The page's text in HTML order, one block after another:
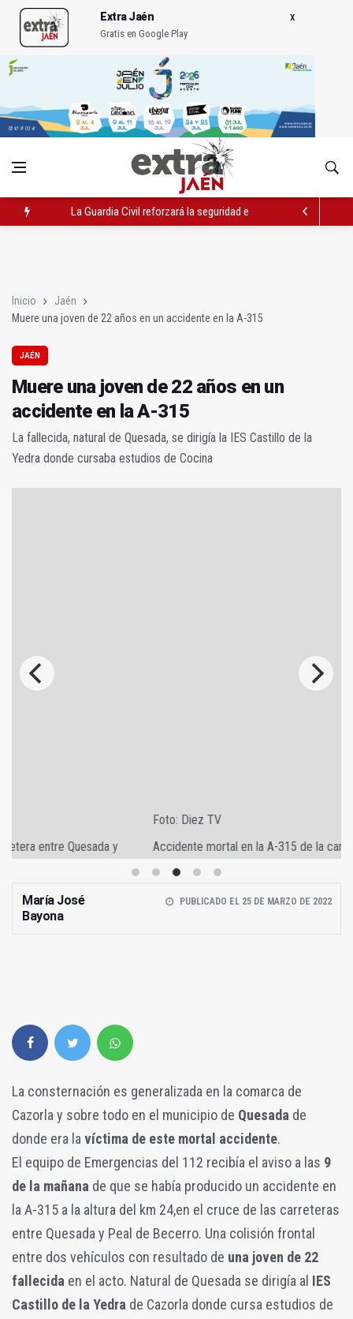
Extra Jaén
Gratis en Google Play
La Guardia Civil reforzará la seguridad el 12 de agosto por el
Inicio
Jaén
Muere una joven de 22 años en un accidente en la A-315
JAÉN
Muere una joven de 22 años en un
accidente en la A-315
La fallecida, natural de Quesada, se dirigía la IES Castillo de la
Yedra donde cursaba estudios de Cocina
Accidente mortal en la A-315 de la carretera entre Quesada y
María José
Bayona
PUBLICADO EL 25 DE MARZO DE 2022
La consternación es generalizada en la comarca de
Cazorla y sobre todo en el municipio de Quesada de
donde era la víctima de este mortal accidente.
El equipo de Emergencias del 112 recibía el aviso a las 9
de la mañana de que se había producido un accidente en
la A-315 a la altura del km 24,en el cruce de las carreteras
entre Quesada y Peal de Becerro. Una colisión frontal
entre dos vehículos con resultado de una joven de 22
fallecida en el acto. Natural de Quesada se dirigía al IES
Castillo de la Yedra de Cazorla donde cursa estudios de